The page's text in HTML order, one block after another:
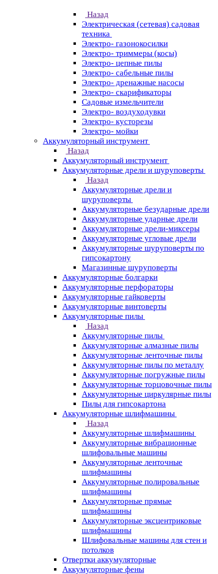
Назад
Электрическая (сетевая) садовая
техника
Электро- газонокосилки
Электро- триммеры (косы)
Электро- цепные пилы
Электро- сабельные пилы
Электро- дренажные насосы
Электро- скарификаторы
Садовые измельчители
Электро- воздуходувки
Электро- кусторезы
Электро- мойки
Аккумуляторный инструмент
Назад
Аккумуляторный инструмент
Аккумуляторные дрели и шуруповерты
Назад
Аккумуляторные дрели и
шуруповерты
Аккумуляторные безударные дрели
Аккумуляторные ударные дрели
Аккумуляторные дрели-миксеры
Аккумуляторные угловые дрели
Аккумуляторные шуруповерты по
гипсокартону
Магазинные шуруповерты
Аккумуляторные болгарки
Аккумуляторные перфораторы
Аккумуляторные гайковерты
Аккумуляторные винтоверты
Аккумуляторные пилы
Назад
Аккумуляторные пилы
Аккумуляторные алмазные пилы
Аккумуляторные ленточные пилы
Аккумуляторные пилы по металлу
Аккумуляторные погружные пилы
Аккумуляторные торцовочные пилы
Аккумуляторные циркулярные пилы
Пилы для гипсокартона
Аккумуляторные шлифмашины
Назад
Аккумуляторные шлифмашины
Аккумуляторные вибрационные
шлифовальные машины
Аккумуляторные ленточные
шлифмашины
Аккумуляторные полировальные
шлифмашины
Аккумуляторные прямые
шлифмашины
Аккумуляторные эксцентриковые
шлифмашины
Шлифовальные машины для стен и
потолков
Отвертки аккумуляторные
Аккумуляторные фены